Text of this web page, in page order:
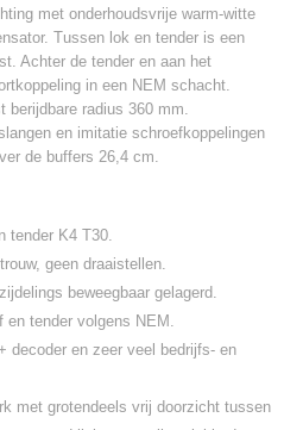
met onderhoudsvrije warm-witte
Tussen lok en tender is een
Achter de tender en aan het
in een NEM schacht.
berijdbare radius 360 mm.
en imitatie schroefkoppelingen
de buffers 26,4 cm.
tender K4 T30.
geen draaistellen.
beweegbaar gelagerd.
en tender volgens NEM.
decoder en zeer veel bedrijfs- en
met grotendeels vrij doorzicht tussen